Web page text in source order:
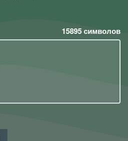
15895символов